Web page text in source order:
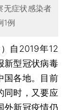
无症状感染者
1例
自2019年12
新型冠状病毒
国各地。目前
同时，又要应
外新冠疫情仍